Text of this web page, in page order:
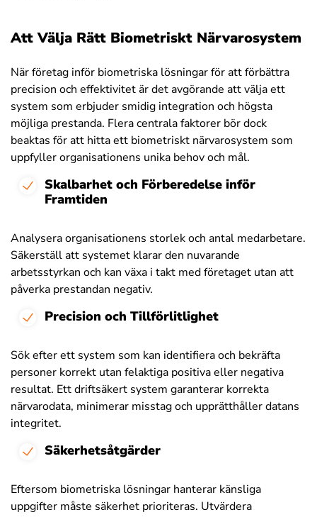
Att Välja Rätt Biometriskt Närvarosystem
När företag inför biometriska lösningar för att förbättra
precision och effektivitet är det avgörande att välja ett
system som erbjuder smidig integration och högsta
möjliga prestanda. Flera centrala faktorer bör dock
beaktas för att hitta ett biometriskt närvarosystem som
uppfyller organisationens unika behov och mål.
Skalbarhet och Förberedelse inför
Framtiden
Analysera organisationens storlek och antal medarbetare.
Säkerställ att systemet klarar den nuvarande
arbetsstyrkan och kan växa i takt med företaget utan att
påverka prestandan negativ.
Precision och Tillförlitlighet
Sök efter ett system som kan identifiera och bekräfta
personer korrekt utan felaktiga positiva eller negativa
resultat. Ett driftsäkert system garanterar korrekta
närvarodata, minimerar misstag och upprätthåller datans
integritet.
Säkerhetsåtgärder
Eftersom biometriska lösningar hanterar känsliga
uppgifter måste säkerhet prioriteras. Utvärdera